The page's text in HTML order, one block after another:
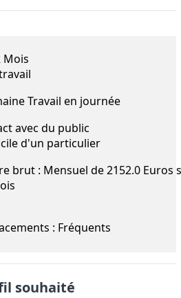
Mois
Travail en journée
avec du public
d'un particulier
brut : Mensuel de 2152.0 Euros
: Fréquents
souhaité